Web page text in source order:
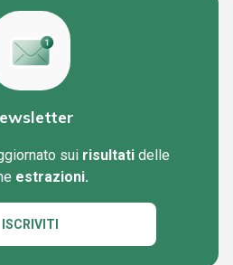
sui risultati delle
estrazioni.
ISCRIVITI